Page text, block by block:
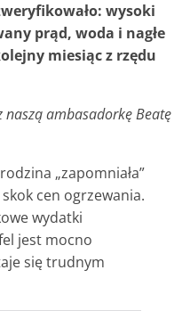
wysoki
prąd, woda i nagłe
miesiąc z rzędu
naszą ambasadorkę Beatę
„zapomniała”
cen ogrzewania.
wydatki
jest mocno
się trudnym